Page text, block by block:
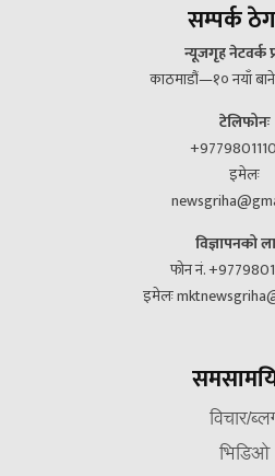
सम्पर्क
न्यूजगृह नेटवर्क
काठमाडौं—१० नयाँ
टेलिफोनः
इमेलः
विज्ञापनको
फोन नं.
इमेलः
विचार/
भिडिओ